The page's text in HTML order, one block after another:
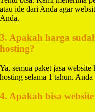
atau ide dari Anda agar
Anda.
3. Apakah harga
hosting?
Ya, semua paket jasa
hosting selama 1 tahun.
4. Apakah bisa